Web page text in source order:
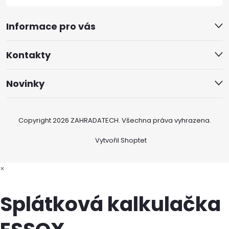
Informace pro vás
Kontakty
Novinky
Vytvořil Shoptet
Copyright 2026 ZAHRADATECH. Všechna práva vyhrazena.
×
Splátková kalkulačka